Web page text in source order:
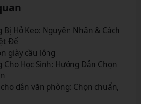
Bị Hở Keo: Nguyên Nhân & Cách
Để
giày cầu lông
Cho Học Sinh: Hướng Dẫn Chọn
dân văn phòng: Chọn chuẩn,